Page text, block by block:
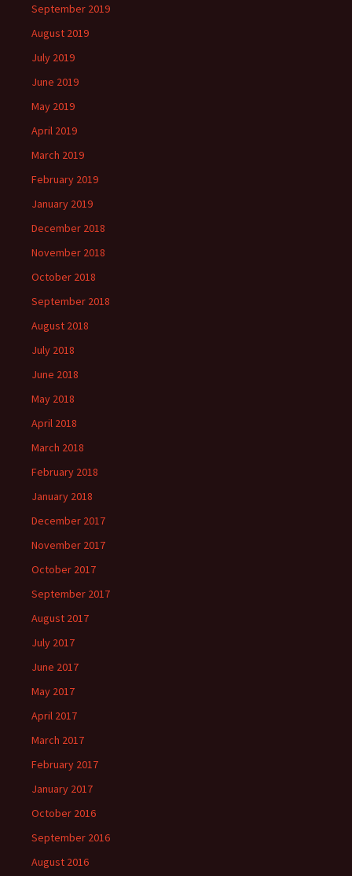
September 2019
August 2019
July 2019
June 2019
May 2019
April 2019
March 2019
February 2019
January 2019
December 2018
November 2018
October 2018
September 2018
August 2018
July 2018
June 2018
May 2018
April 2018
March 2018
February 2018
January 2018
December 2017
November 2017
October 2017
September 2017
August 2017
July 2017
June 2017
May 2017
April 2017
March 2017
February 2017
January 2017
October 2016
September 2016
August 2016